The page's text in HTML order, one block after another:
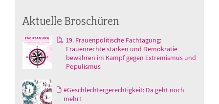
Aktuelle Broschüren
19. Frauenpolitische Fachtagung:
Frauenrechte stärken und Demokratie
bewahren im Kampf gegen Extremismus und
Populismus
#Geschlechtergerechtigkeit: Da geht noch
mehr!